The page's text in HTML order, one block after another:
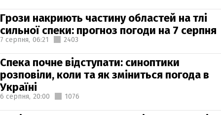
Грози накриють частину областей на тлі
сильної спеки: прогноз погоди на 7 серпня
7 серпня, 06:21 2403
Спека почне відступати: синоптики
розповіли, коли та як зміниться погода в
Україні
6 серпня, 20:00 1076